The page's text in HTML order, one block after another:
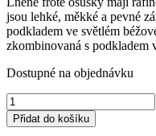
jsou lehké, měkké a pevné
podkladem ve světlém
zkombinovaná s podkladem
Dostupné na objednávku
Lněná
froté
osuška
Přidat do košíku